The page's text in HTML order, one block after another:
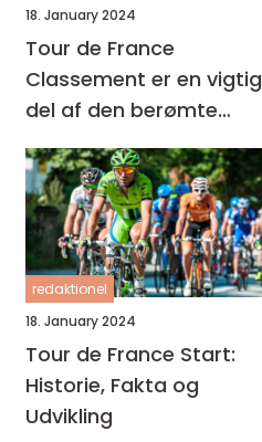
18. January 2024
Tour de France
Classement er en vigtig
del af den berømte
cykelløbsbegivenhed,
Tour de France
redaktionel
18. January 2024
Tour de France Start:
Historie, Fakta og
Udvikling